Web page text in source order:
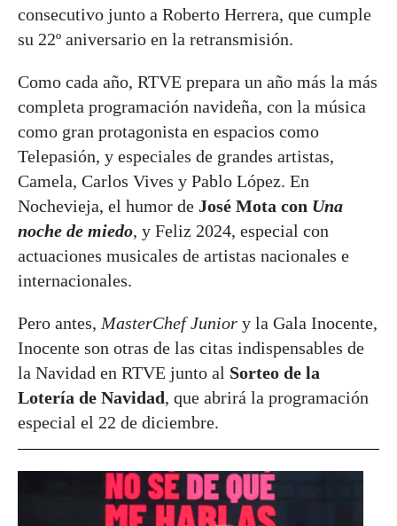
consecutivo junto a Roberto Herrera, que cumple
su 22º aniversario en la retransmisión.
Como cada año, RTVE prepara un año más la más
completa programación navideña, con la música
como gran protagonista en espacios como
Telepasión, y especiales de grandes artistas,
Camela, Carlos Vives y Pablo López. En
Nochevieja, el humor de José Mota con Una
noche de miedo, y Feliz 2024, especial con
actuaciones musicales de artistas nacionales e
internacionales.
Pero antes, MasterChef Junior y la Gala Inocente,
Inocente son otras de las citas indispensables de
la Navidad en RTVE junto al Sorteo de la
Lotería de Navidad, que abrirá la programación
especial el 22 de diciembre.